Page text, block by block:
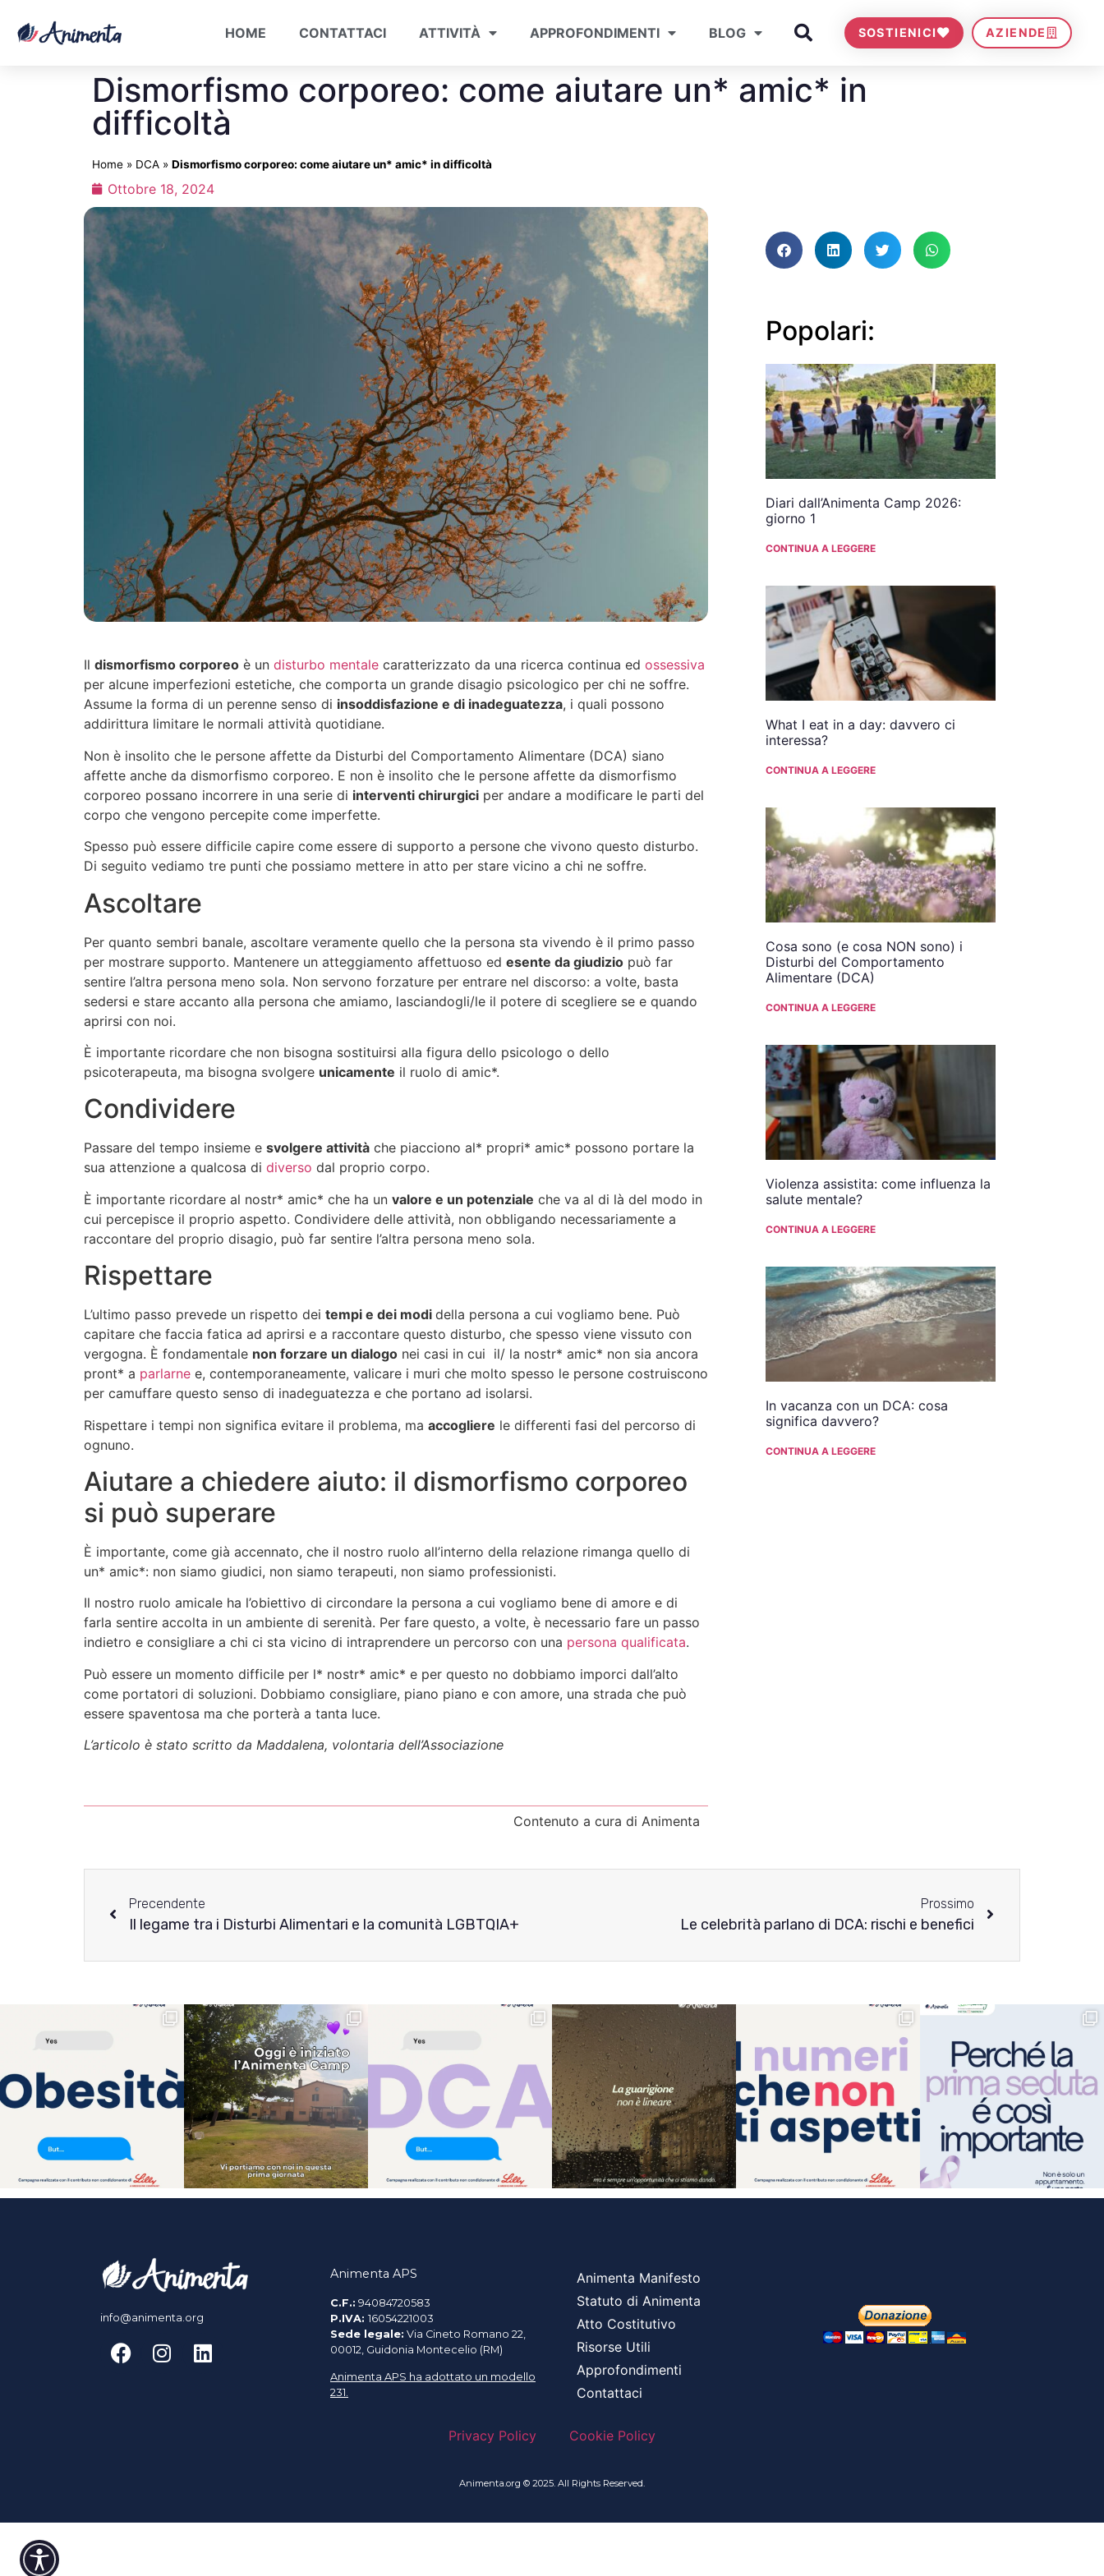
HOME CONTATTACI ATTIVITÀ APPROFONDIMENTI BLOG SOSTIENICI AZIENDE
Dismorfismo corporeo: come aiutare un* amic* in
difficoltà
Home » DCA » Dismorfismo corporeo: come aiutare un* amic* in difficoltà
Ottobre 18, 2024
Il dismorfismo corporeo è un disturbo mentale caratterizzato da una ricerca continua ed ossessiva
per alcune imperfezioni estetiche, che comporta un grande disagio psicologico per chi ne soffre.
Assume la forma di un perenne senso di insoddisfazione e di inadeguatezza, i quali possono
addirittura limitare le normali attività quotidiane.
Non è insolito che le persone affette da Disturbi del Comportamento Alimentare (DCA) siano
affette anche da dismorfismo corporeo. E non è insolito che le persone affette da dismorfismo
corporeo possano incorrere in una serie di interventi chirurgici per andare a modificare le parti del
corpo che vengono percepite come imperfette.
Spesso può essere difficile capire come essere di supporto a persone che vivono questo disturbo.
Di seguito vediamo tre punti che possiamo mettere in atto per stare vicino a chi ne soffre.
Ascoltare
Per quanto sembri banale, ascoltare veramente quello che la persona sta vivendo è il primo passo
per mostrare supporto. Mantenere un atteggiamento affettuoso ed esente da giudizio può far
sentire l’altra persona meno sola. Non servono forzature per entrare nel discorso: a volte, basta
sedersi e stare accanto alla persona che amiamo, lasciandogli/le il potere di scegliere se e quando
aprirsi con noi.
È importante ricordare che non bisogna sostituirsi alla figura dello psicologo o dello
psicoterapeuta, ma bisogna svolgere unicamente il ruolo di amic*.
Condividere
Passare del tempo insieme e svolgere attività che piacciono al* propri* amic* possono portare la
sua attenzione a qualcosa di diverso dal proprio corpo.
È importante ricordare al nostr* amic* che ha un valore e un potenziale che va al di là del modo in
cui percepisce il proprio aspetto. Condividere delle attività, non obbligando necessariamente a
raccontare del proprio disagio, può far sentire l’altra persona meno sola.
Rispettare
L’ultimo passo prevede un rispetto dei tempi e dei modi della persona a cui vogliamo bene. Può
capitare che faccia fatica ad aprirsi e a raccontare questo disturbo, che spesso viene vissuto con
vergogna. È fondamentale non forzare un dialogo nei casi in cui il/ la nostr* amic* non sia ancora
pront* a parlarne e, contemporaneamente, valicare i muri che molto spesso le persone costruiscono
per camuffare questo senso di inadeguatezza e che portano ad isolarsi.
Rispettare i tempi non significa evitare il problema, ma accogliere le differenti fasi del percorso di
ognuno.
Aiutare a chiedere aiuto: il dismorfismo corporeo
si può superare
È importante, come già accennato, che il nostro ruolo all’interno della relazione rimanga quello di
un* amic*: non siamo giudici, non siamo terapeuti, non siamo professionisti.
Il nostro ruolo amicale ha l’obiettivo di circondare la persona a cui vogliamo bene di amore e di
farla sentire accolta in un ambiente di serenità. Per fare questo, a volte, è necessario fare un passo
indietro e consigliare a chi ci sta vicino di intraprendere un percorso con una persona qualificata.
Può essere un momento difficile per l* nostr* amic* e per questo no dobbiamo imporci dall’alto
come portatori di soluzioni. Dobbiamo consigliare, piano piano e con amore, una strada che può
essere spaventosa ma che porterà a tanta luce.
L’articolo è stato scritto da Maddalena, volontaria dell’Associazione
Contenuto a cura di Animenta
Popolari:
Diari dall’Animenta Camp 2026:
giorno 1
CONTINUA A LEGGERE
What I eat in a day: davvero ci
interessa?
CONTINUA A LEGGERE
Cosa sono (e cosa NON sono) i
Disturbi del Comportamento
Alimentare (DCA)
CONTINUA A LEGGERE
Violenza assistita: come influenza la
salute mentale?
CONTINUA A LEGGERE
In vacanza con un DCA: cosa
significa davvero?
CONTINUA A LEGGERE
Precendente
Il legame tra i Disturbi Alimentari e la comunità LGBTQIA+
Prossimo
Le celebrità parlano di DCA: rischi e benefici
info@animenta.org
Animenta APS
C.F.: 94084720583
P.IVA: 16054221003
Sede legale: Via Cineto Romano 22,
00012, Guidonia Montecelio (RM)
Animenta APS ha adottato un modello
231.
Animenta Manifesto
Statuto di Animenta
Atto Costitutivo
Risorse Utili
Approfondimenti
Contattaci
Privacy Policy Cookie Policy
Animenta.org © 2025. All Rights Reserved.